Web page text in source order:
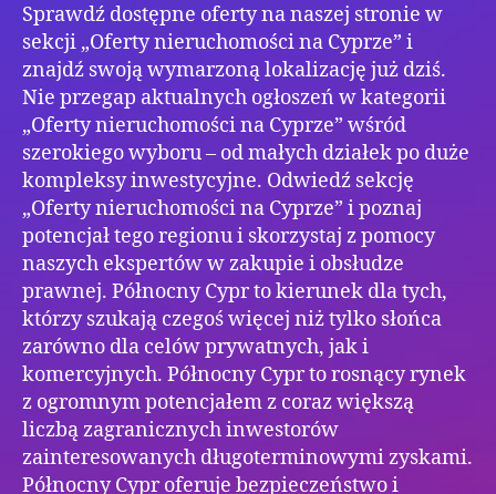
Sprawdź dostępne oferty na naszej stronie w
sekcji „Oferty nieruchomości na Cyprze” i
znajdź swoją wymarzoną lokalizację już dziś.
Nie przegap aktualnych ogłoszeń w kategorii
„Oferty nieruchomości na Cyprze” wśród
szerokiego wyboru – od małych działek po duże
kompleksy inwestycyjne. Odwiedź sekcję
„Oferty nieruchomości na Cyprze” i poznaj
potencjał tego regionu i skorzystaj z pomocy
naszych ekspertów w zakupie i obsłudze
prawnej. Północny Cypr to kierunek dla tych,
którzy szukają czegoś więcej niż tylko słońca
zarówno dla celów prywatnych, jak i
komercyjnych. Północny Cypr to rosnący rynek
z ogromnym potencjałem z coraz większą
liczbą zagranicznych inwestorów
zainteresowanych długoterminowymi zyskami.
Północny Cypr oferuje bezpieczeństwo i